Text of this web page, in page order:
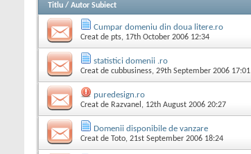
Titlu / Autor Subiect
Cumpar domeniu din doua litere.ro
Creat de pts, 17th October 2006 12:34
statistici domenii .ro
Creat de cubbusiness, 29th September 2006 17:01
puredesign.ro
Creat de Razvanel , 12th August 2006 20:27
Domenii disponibile de vanzare
Creat de Toto, 21st September 2006 18:24